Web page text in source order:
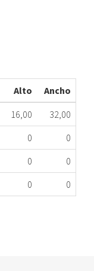
Alto
Ancho
16,00
32,00
0
0
0
0
0 0